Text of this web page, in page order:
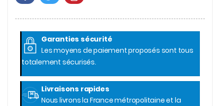
Garanties sécurité
Les moyens de paiement proposés sont tous
totalement sécurisés.
Livraisons rapides
Nous livrons la France métropolitaine et la